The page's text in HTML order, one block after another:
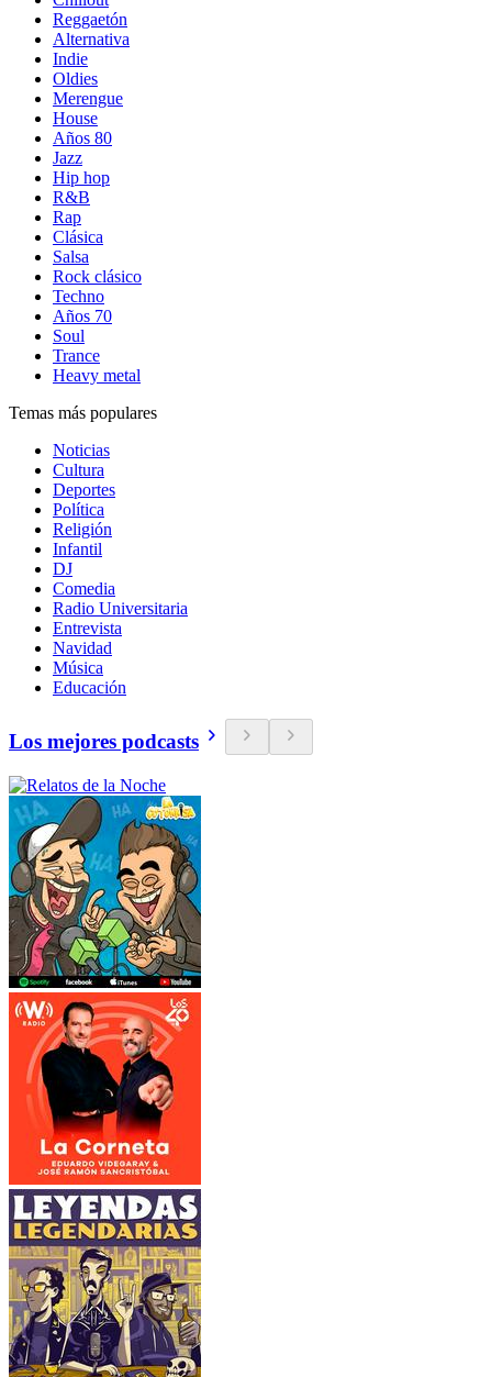
Reggaetón
Alternativa
Indie
Oldies
Merengue
House
Años 80
Jazz
Hip hop
R&B
Rap
Clásica
Salsa
Rock clásico
Techno
Años 70
Soul
Trance
Heavy metal
Temas más populares
Noticias
Cultura
Deportes
Política
Religión
Infantil
DJ
Comedia
Radio Universitaria
Entrevista
Navidad
Música
Educación
Los mejores podcasts